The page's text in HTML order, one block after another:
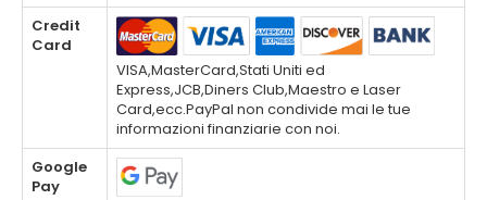
Credit
Card
VISA,MasterCard,Stati Uniti ed
Express,JCB,Diners Club,Maestro e Laser
Card,ecc.PayPal non condivide mai le tue
informazioni finanziarie con noi.
Google
Pay